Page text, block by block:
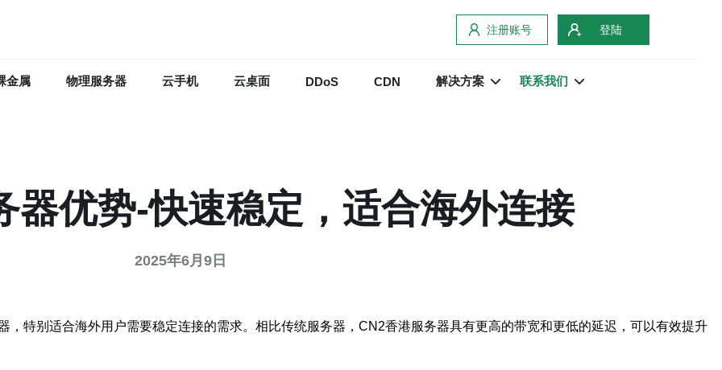
注册账号 登陆
金属 物理服务器 云手机 云桌面 DDoS CDN 解决方案 联系我们
器优势-快速稳定，适合海外连接
2025年6月9日
特别适合海外用户需要稳定连接的需求。相比传统服务器，CN2香港服务器具有更高的带宽和更低的延迟，可以有效提升